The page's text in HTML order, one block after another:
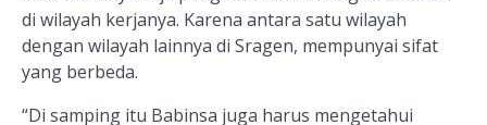
di wilayah kerjanya. Karena antara satu wilayah
dengan wilayah lainnya di Sragen, mempunyai sifat
yang berbeda.
“Di samping itu Babinsa juga harus mengetahui